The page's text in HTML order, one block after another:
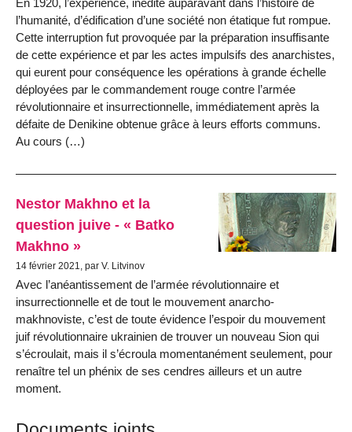
l’humanité, d’édification d’une société non étatique fut rompue.
Cette interruption fut provoquée par la préparation insuffisante
de cette expérience et par les actes impulsifs des anarchistes,
qui eurent pour conséquence les opérations à grande échelle
déployées par le commandement rouge contre l’armée
révolutionnaire et insurrectionnelle, immédiatement après la
défaite de Denikine obtenue grâce à leurs efforts communs.
Au cours (…)
Nestor Makhno et la
question juive - « Batko
Makhno »
14 février 2021, par V. Litvinov
Avec l’anéantissement de l’armée révolutionnaire et
insurrectionnelle et de tout le mouvement anarcho-
makhnoviste, c’est de toute évidence l’espoir du mouvement
juif révolutionnaire ukrainien de trouver un nouveau Sion qui
s’écroulait, mais il s’écroula momentanément seulement, pour
renaître tel un phénix de ses cendres ailleurs et un autre
moment.